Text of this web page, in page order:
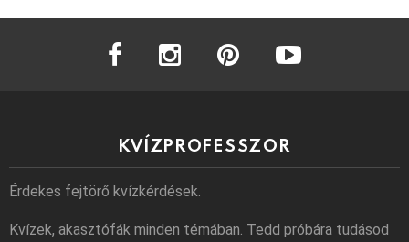
facebook instagram
KVÍZPROFESSZOR
Érdekes fejtörő kvízkérdések.
Kvízek, akasztófák minden témában. Tedd próbára tudásod